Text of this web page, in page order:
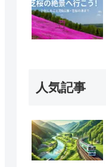
人気記事